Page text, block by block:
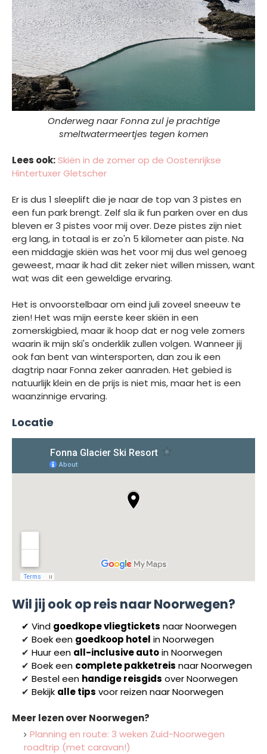
Onderweg naar Fonna zul je prachtige
smeltwatermeertjes tegen komen
Lees ook:Skiën in de zomer op de Oostenrijkse
Hintertuxer Gletscher
Er is dus 1 sleeplift die je naar de top van 3 pistes en
een fun park brengt. Zelf sla ik fun parken over en dus
bleven er 3 pistes voor mij over. Deze pistes zijn niet
erg lang, in totaal is er zo'n 5 kilometer aan piste. Na
een middagje skiën was het voor mij dus wel genoeg
geweest, maar ik had dit zeker niet willen missen, want
wat was dit een geweldige ervaring.
Het is onvoorstelbaar om eind juli zoveel sneeuw te
zien! Het was mijn eerste keer skiën in een
zomerskigbied, maar ik hoop dat er nog vele zomers
waarin ik mijn ski's onderklik zullen volgen. Wanneer jij
ook fan bent van wintersporten, dan zou ik een
dagtrip naar Fonna zeker aanraden. Het gebied is
natuurlijk klein en de prijs is niet mis, maar het is een
waanzinnige ervaring.
Locatie
Wil jij ook op reis naar Noorwegen?
✔ Vind goedkope vliegtickets naar Noorwegen
✔ Boek een goedkoop hotel in Noorwegen
✔ Huur een all-inclusive autoin Noorwegen
✔ Boek een complete pakketreis naar Noorwegen
✔ Bestel een handige reisgids over Noorwegen
✔ Bekijk alle tips voor reizen naar Noorwegen
Meer lezen over Noorwegen?
Planning en route: 3 weken Zuid-Noorwegen
roadtrip (met caravan!)